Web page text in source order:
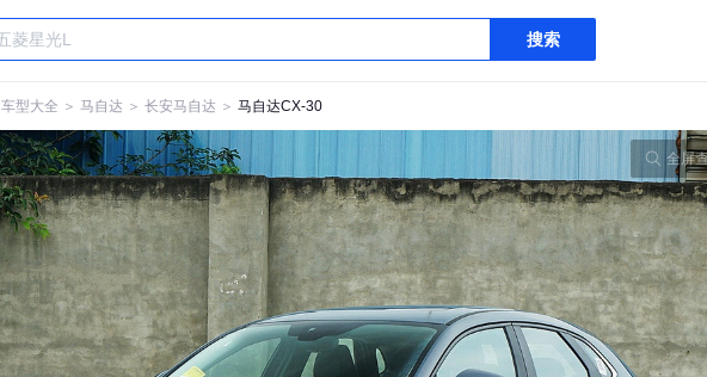
搜索
车型大全 ＞ 马自达 ＞ 长安马自达 ＞ 马自达CX-30
全屏